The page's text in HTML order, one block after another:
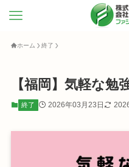
ホーム 終了
【福岡】気軽な勉
終了 2026年03月23日